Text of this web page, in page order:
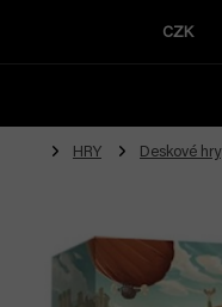
CZK
HRY Deskové hry